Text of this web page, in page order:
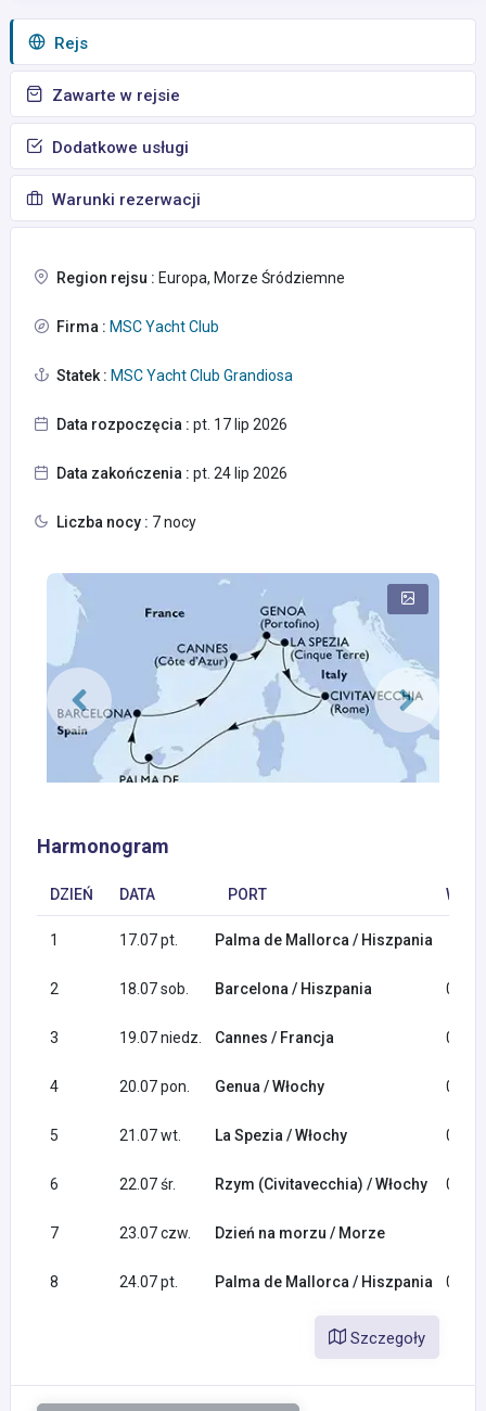
Rejs
Zawarte w rejsie
Dodatkowe usługi
Warunki rezerwacji
Region rejsu : Europa, Morze Śródziemne
Firma : MSC Yacht Club
Statek : MSC Yacht Club Grandiosa
Data rozpoczęcia : pt. 17 lip 2026
Data zakończenia : pt. 24 lip 2026
Liczba nocy : 7 nocy
Harmonogram
DZIEŃ DATA PORT
1 17.07 pt. Palma de Mallorca / Hiszpania
2 18.07 sob. Barcelona / Hiszpania 08:00
3 19.07 niedz. Cannes / Francja 09:00
4 20.07 pon. Genua / Włochy 08:00
5 21.07 wt. La Spezia / Włochy 07:00
6 22.07 śr. Rzym (Civitavecchia) / Włochy 07:00
7 23.07 czw. Dzień na morzu / Morze
8 24.07 pt. Palma de Mallorca / Hiszpania 09:00
Szczegoły